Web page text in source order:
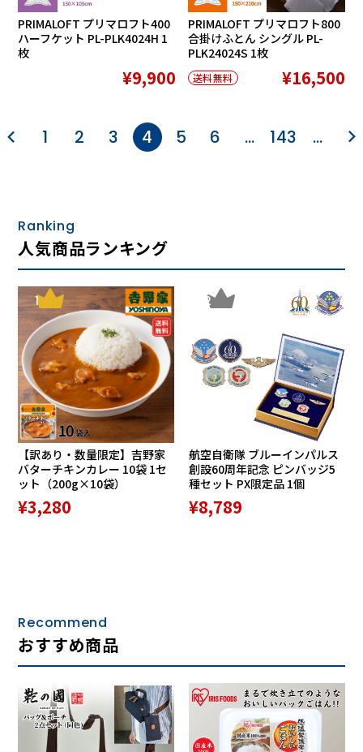
PRIMALOFT プリマロフト400
ハーフケット PL-PLK4024H 1
枚
¥9,900
PRIMALOFT プリマロフト800
合掛けふとん シングル PL-
PLK24024S 1枚
送料無料 ¥16,500
1 2 3 4 5 6 … 143 …
Ranking
人気商品ランキング
1
【訳あり・数量限定】吉野家
バターチキンカレー 10袋 1セ
ット（200g×10袋）
¥3,280
2
航空自衛隊 ブルーインパルス
創設60周年記念 ピンバッジ5
種セット PX限定品 1個
¥8,789
Recommend
おすすめ商品